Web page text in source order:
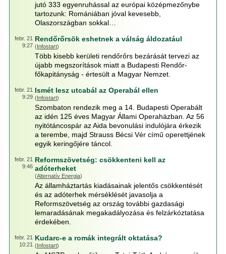
jutó 333 egyenruhással az európai középmezőnybe
tartozunk: Romániában jóval kevesebb,
Olaszországban sokkal…
febr. 21
9:27
Rendőrőrsök eshetnek a válság áldozatául
(Infostart)
Több kisebb kerületi rendőrőrs bezárását tervezi az
újabb megszorítások miatt a Budapesti Rendőr-
főkapitányság - értesült a Magyar Nemzet.
febr. 21
9:29
Ismét lesz utcabál az Operabál ellen
(Infostart)
Szombaton rendezik meg a 14. Budapesti Operabált
az idén 125 éves Magyar Állami Operaházban. Az 56
nyitótáncospár az Aida bevonulási indulójára érkezik
a terembe, majd Strauss Bécsi Vér című operettjének
egyik keringőjére táncol.
febr. 21
9:46
Reformszövetség: csökkenteni kell az
adóterheket
(Alternatív Energia)
Az államháztartás kiadásainak jelentős csökkentését
és az adóterhek mérséklését javasolja a
Reformszövetség az ország további gazdasági
lemaradásának megakadályozása és felzárkóztatása
érdekében.
febr. 21
10:21
Kudarc-e a romák integrált oktatása?
(Infostart)